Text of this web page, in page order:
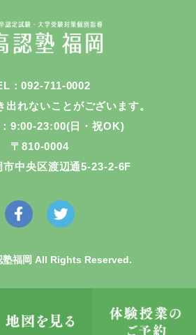
：092-711-0002
れないことがございます。
9:00-23:00(日・祝OK)
〒810-0004
市中央区渡辺通5-23-2-6F
塾福岡 All Rights Reserved.